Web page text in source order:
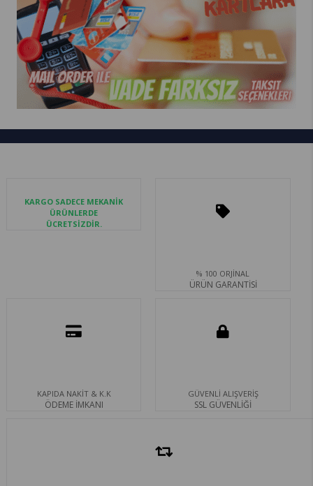
KARGO SADECE MEKANİK
ÜRÜNLERDE
ÜCRETSİZDİR.
% 100 ORJİNAL
ÜRÜN GARANTİSİ
KAPIDA NAKİT & K.K
ÖDEME İMKANI
GÜVENLİ ALIŞVERİŞ
SSL GÜVENLİĞİ